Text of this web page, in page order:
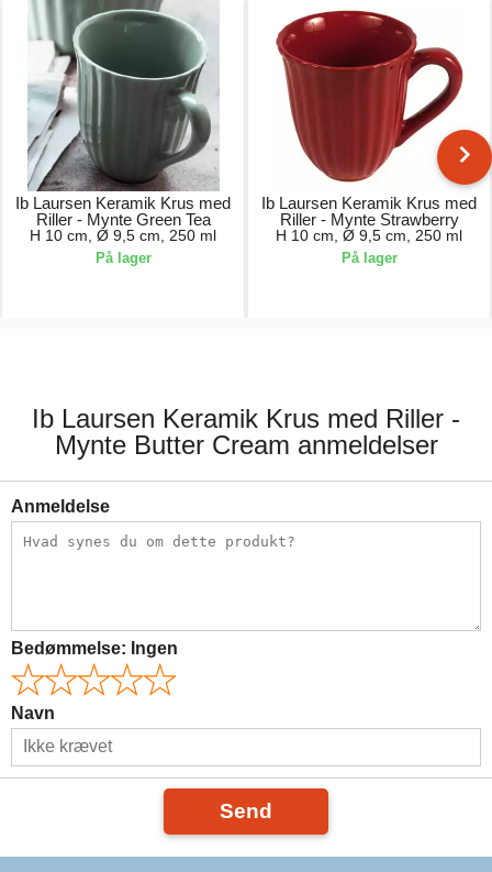
Ib Laursen Keramik Krus med
Riller - Mynte Green Tea
H 10 cm, Ø 9,5 cm, 250 ml
På lager
Ib Laursen Keramik Krus med
Riller - Mynte Strawberry
H 10 cm, Ø 9,5 cm, 250 ml
På lager
Ib Laursen Keramik Krus med Riller -
Mynte Butter Cream anmeldelser
Anmeldelse
Bedømmelse: Ingen
Navn
Send